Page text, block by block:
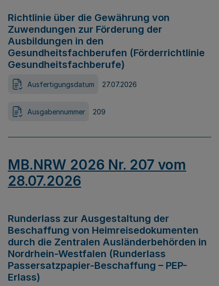
Richtlinie über die Gewährung von
Zuwendungen zur Förderung der
Ausbildungen in den
Gesundheitsfachberufen (Förderrichtlinie
Gesundheitsfachberufe)
Ausfertigungsdatum 27.07.2026
Ausgabennummer 209
MB.NRW 2026 Nr. 207 vom
28.07.2026
Runderlass zur Ausgestaltung der
Beschaffung von Heimreisedokumenten
durch die Zentralen Ausländerbehörden in
Nordrhein-Westfalen (Runderlass
Passersatzpapier-Beschaffung – PEP-
Erlass)